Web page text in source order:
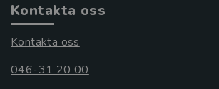
Kontakta oss
Kontakta oss
046-31 20 00